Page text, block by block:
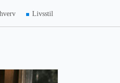
Livsstil